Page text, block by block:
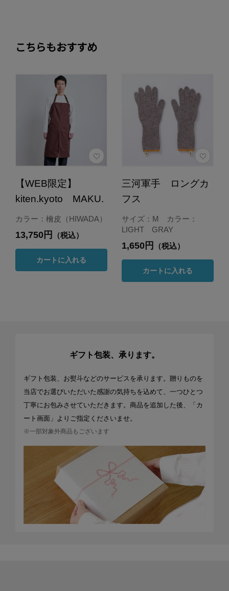
こちらもおすすめ
【WEB限定】
kiten.kyoto MAKU.
カラー：檜皮（HIWADA）
13,750円 （税込）
カートに入れる
三河軍手 ロングカ
フス
サイズ：M カラー：
LIGHT GRAY
1,650円 （税込）
カートに入れる
ギフト包装、承ります。
ギフト包装、お熨斗などのサービスを承ります。贈りものを
当店でお選びいただいた感謝の気持ちを込めて、一つひとつ
丁寧にお包みさせていただきます。商品を追加した後、「カ
ート画面」よりご指定くださいませ。
※一部対象外商品もございます